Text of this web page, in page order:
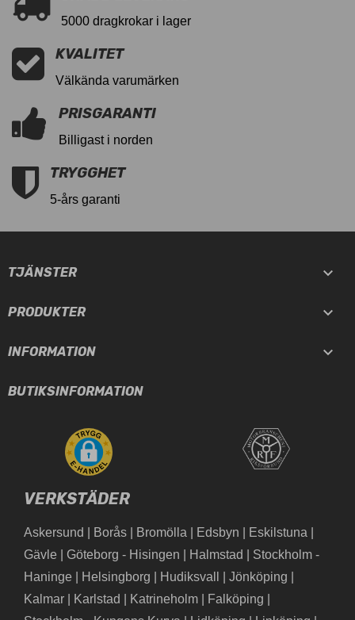
5000 dragkrokar i lager
KVALITET
Välkända varumärken
PRISGARANTI
Billigast i norden
TRYGGHET
5-års garanti
TJÄNSTER 
PRODUKTER 
INFORMATION 
BUTIKSINFORMATION
VERKSTÄDER
Askersund Borås Bromölla Edsbyn Eskilstuna
Gävle
Göteborg - Hisingen Halmstad
Stockholm -
Haninge
Helsingborg Hudiksvall Jönköping
Kalmar
Karlstad Katrineholm Falköping